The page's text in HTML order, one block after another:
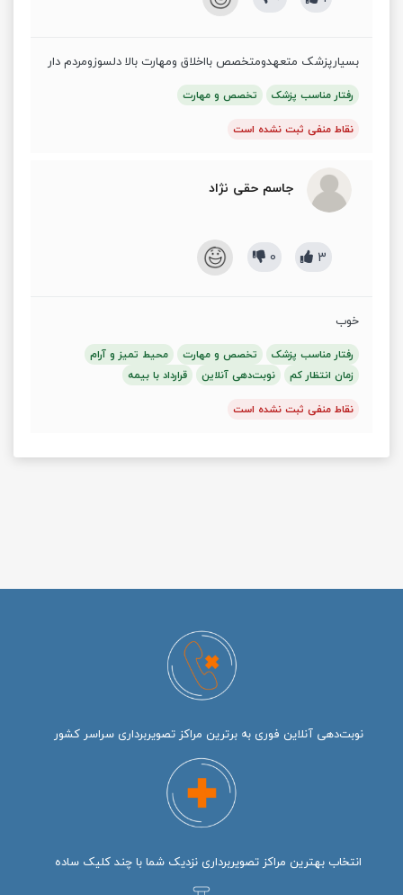
بسیارپزشک متعهدومتخصص بااخلاق ومهارت بالا دلسوزومردم دار
رفتار مناسب پزشک تخصص و مهارت
نقاط منفی ثبت نشده است
جاسم حقی نژاد
3
0
خوب
رفتار مناسب پزشک تخصص و مهارت
محیط تمیز و آرام
زمان انتظار کم
نوبت‌دهی آنلاین قرارداد با بیمه
نقاط منفی ثبت نشده است
نوبت‌دهی آنلاین فوری به برترین مراکز تصویربرداری سراسر کشور
انتخاب بهترین مراکز تصویربرداری نزدیک شما با چند کلیک ساده